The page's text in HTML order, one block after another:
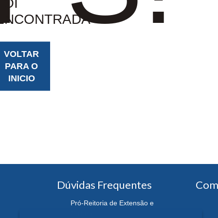
VOLTAR
PARA O
INICIO
Dúvidas Frequentes
Pró-Reitoria de Extensão e